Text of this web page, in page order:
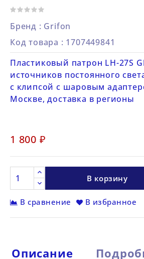
Бренд : Grifon
Код товара : 1707449841
Пластиковый патрон LH-27S
источников постоянного
с клипсой с шаровым
Москве, доставка в регионы
1 800 ₽
В корзину
В сравнение В избранное
Описание